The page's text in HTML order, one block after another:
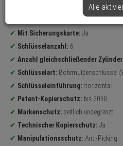
Bravus.2000 Doppelzylinder-Set
Mit Sicherungskarte: Ja
Schlüsselanzahl: 6
Anzahl gleichschließender
Schlüsselart: Bohrmuldenschlüssel
Schlüsseleinführung: horizontal
Patent-Kopierschutz: bis 2030
Markenschutz: zeitlich unbegrenzt
Technischer Kopierschutz: Ja
Manipulationsschutz: Anti-Picking
Alle